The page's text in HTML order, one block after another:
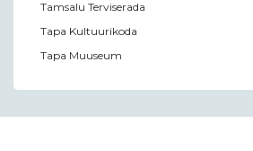
Tamsalu Terviserada
Tapa Kultuurikoda
Tapa Muuseum